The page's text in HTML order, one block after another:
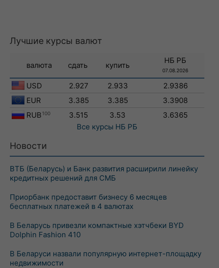
Лучшие курсы валют
валюта сдать купить
НБ РБ
07.08.2026
USD 2.927 2.933
2.9386
EUR
3.385 3.385
3.3908
RUB 100 3.515 3.53
3.6365
Все курсы НБ РБ
Новости
ВТБ (Беларусь) и Банк развития расширили линейку
кредитных решений для СМБ
Приорбанк предоставит бизнесу 6 месяцев
бесплатных платежей в 4 валютах
В Беларусь привезли компактные хэтчбеки BYD
Dolphin Fashion 410
В Беларуси назвали популярную интернет-площадку
недвижимости